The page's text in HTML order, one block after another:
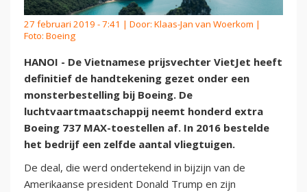
27 februari 2019 - 7:41 | Door: Klaas-Jan van Woerkom |
Foto: Boeing
HANOI - De Vietnamese prijsvechter VietJet heeft
definitief de handtekening gezet onder een
monsterbestelling bij Boeing. De
luchtvaartmaatschappij neemt honderd extra
Boeing 737 MAX-toestellen af. In 2016 bestelde
het bedrijf een zelfde aantal vliegtuigen.
De deal, die werd ondertekend in bijzijn van de
Amerikaanse president Donald Trump en zijn